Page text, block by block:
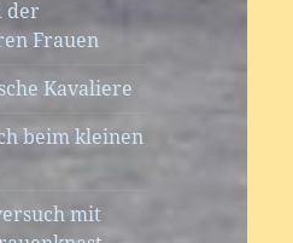
der
Frauen
Kavaliere
beim kleinen
mit